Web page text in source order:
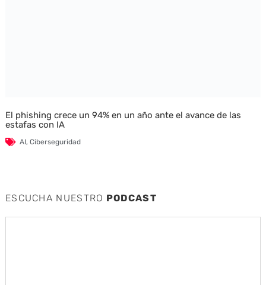
El phishing crece un 94% en un año ante el avance de las
estafas con IA
AI, Ciberseguridad
ESCUCHA NUESTRO PODCAST